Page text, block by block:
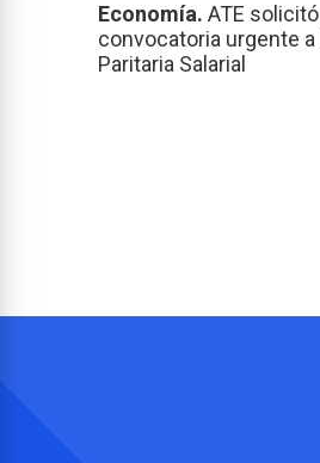
Economía. ATE
convocatoria urgente a
Paritaria Salarial